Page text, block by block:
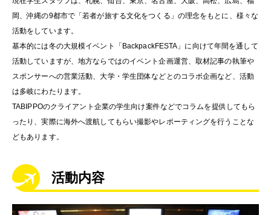
岡、沖縄の9都市で「若者が旅する文化をつくる」の理念をもとに、様々な
活動をしています。
基本的には冬の大規模イベント「BackpackFESTA」に向けて年間を通して
活動していますが、地方ならではのイベント企画運営、取材記事の執筆や
スポンサーへの営業活動、大学・学生団体などとのコラボ企画など、活動
は多岐にわたります。
TABIPPOのクライアント企業の学生向け案件などでコラムを提供してもら
ったり、実際に海外へ渡航してもらい撮影やレポーティングを行うことな
どもあります。
活動内容